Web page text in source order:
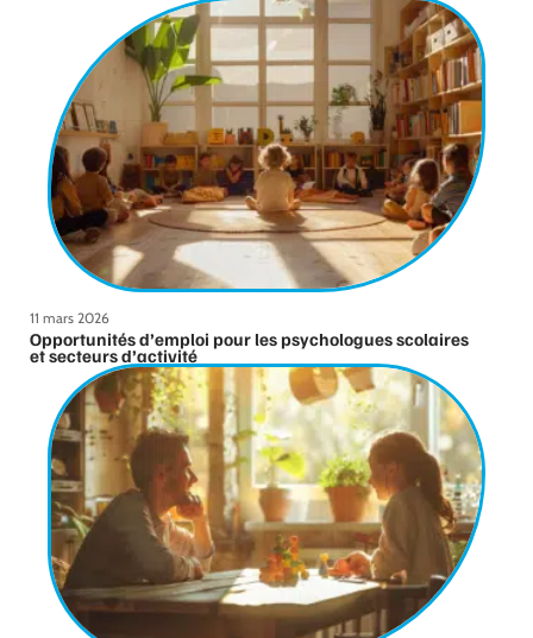
11 mars 2026
Opportunités d’emploi pour les psychologues scolaires
et secteurs d’activité